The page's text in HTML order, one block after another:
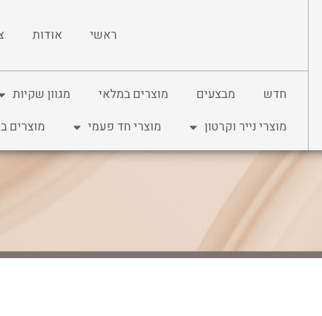
ראשי אודות
חדש מבצעים מוצרים במלאי מגוון שקיות
מוצרי נייר וקרטון
מוצרי חד פעמי מוצרים